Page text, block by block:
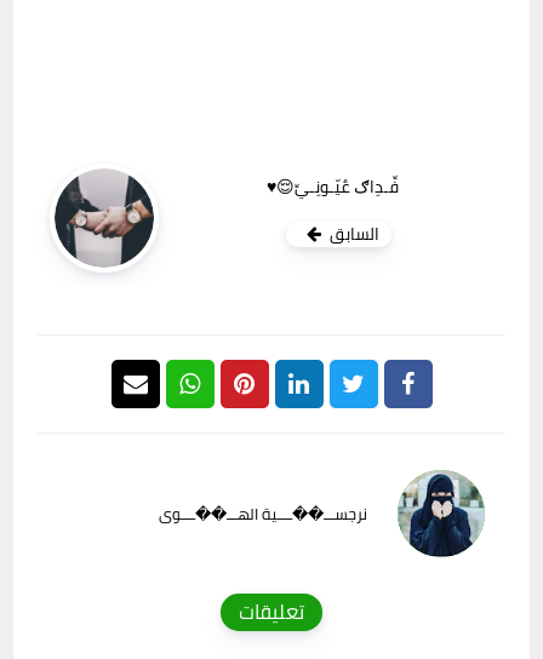
فِّـدِاګ عٌيّـونِـيِّ😌♥️
السابق
نرجســـ��ــــية الهـــ��ــــوى
تعليقات